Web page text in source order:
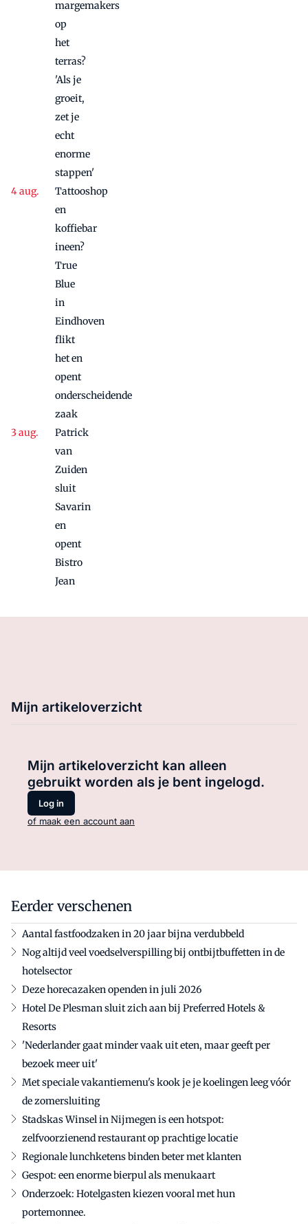
margemakers
op
het
terras?
'Als je
groeit,
zet je
echt
enorme
stappen'
Tattooshop
en
koffiebar
ineen?
True
Blue
in
Eindhoven
flikt
het en
opent
onderscheidende
zaak
Patrick
van
Zuiden
sluit
Savarin
en
opent
Bistro
Jean
Mijn artikeloverzicht
Mijn artikeloverzicht kan alleen
gebruikt worden als je bent ingelogd.
Log in
of maak een account aan
Eerder verschenen
Aantal fastfoodzaken in 20 jaar bijna verdubbeld
Nog altijd veel voedselverspilling bij ontbijtbuffetten in de
hotelsector
Deze horecazaken openden in juli 2026
Hotel De Plesman sluit zich aan bij Preferred Hotels &
Resorts
'Nederlander gaat minder vaak uit eten, maar geeft per
bezoek meer uit'
Met speciale vakantiemenu's kook je je koelingen leeg vóór
de zomersluiting
Stadskas Winsel in Nijmegen is een hotspot:
zelfvoorzienend restaurant op prachtige locatie
Regionale lunchketens binden beter met klanten
Gespot: een enorme bierpul als menukaart
Onderzoek: Hotelgasten kiezen vooral met hun
portemonnee.